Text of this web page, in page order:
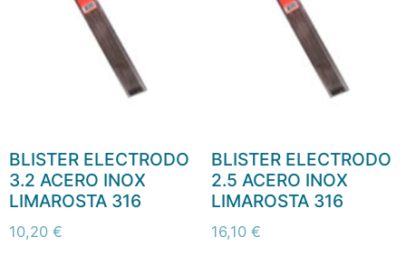
BLISTER ELECTRODO
3.2 ACERO INOX
LIMAROSTA 316
10,20 €
BLISTER ELECTRODO
2.5 ACERO INOX
LIMAROSTA 316
16,10 €